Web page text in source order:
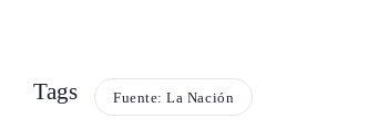
Tags Fuente: La Nación